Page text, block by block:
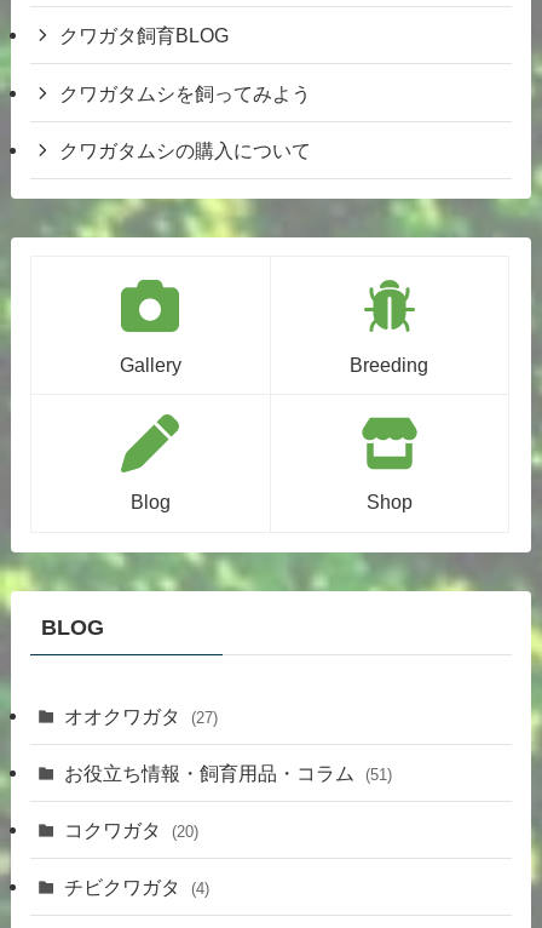
クワガタ飼育BLOG
クワガタムシを飼ってみよう
クワガタムシの購入について
Gallery Breeding
Blog Shop
BLOG
オオクワガタ (27)
お役立ち情報・飼育用品・コラム (51)
コクワガタ (20)
チビクワガタ (4)